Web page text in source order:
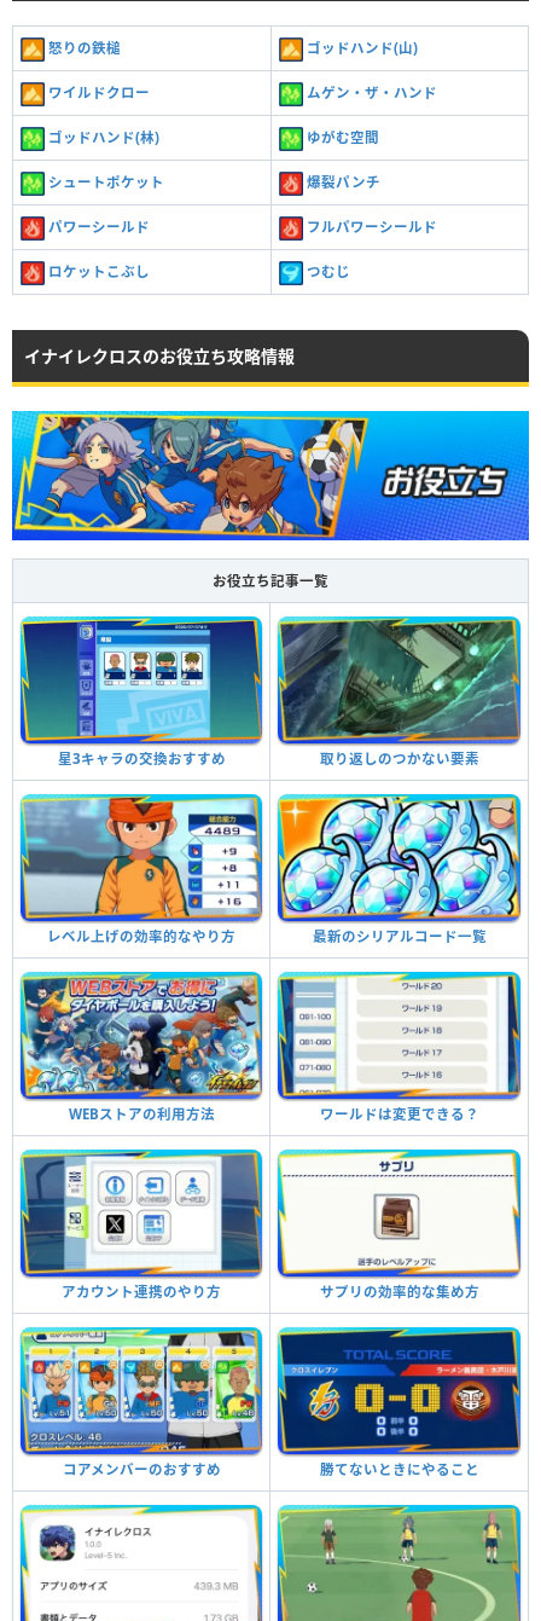
怒りの鉄槌 ゴッドハンド(山)
ワイルドクロー ムゲン・ザ・ハンド
ゴッドハンド(林) ゆがむ空間
シュートポケット 爆裂パンチ
パワーシールド フルパワーシールド
ロケットこぶし つむじ
イナイレクロスのお役立ち攻略情報
お役立ち記事一覧
星3キャラの交換おすすめ 取り返しのつかない要素
レベル上げの効率的なやり方 最新のシリアルコード一覧
WEBストアの利用方法 ワールドは変更できる？
アカウント連携のやり方 サプリの効率的な集め方
コアメンバーのおすすめ 勝てないときにやること